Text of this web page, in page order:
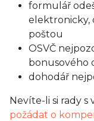
formulář
elektronicky,
poštou
OSVČ
bonusového
dohodář
Nevíte-li si rady
požádat o